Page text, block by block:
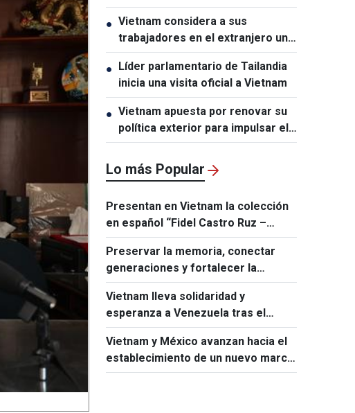
restricciones de Estados Unidos
● Vietnam considera a sus
trabajadores en el extranjero un
motor clave para el desarrollo del
capital humano
● Líder parlamentario de Tailandia
inicia una visita oficial a Vietnam
● Vietnam apuesta por renovar su
política exterior para impulsar el
desarrollo
Lo más Popular
Presentan en Vietnam la colección
en español “Fidel Castro Ruz –
Obras Escogidas”
Preservar la memoria, conectar
generaciones y fortalecer la
amistad Vietnam - Cuba
Vietnam lleva solidaridad y
esperanza a Venezuela tras el
terremoto
Vietnam y México avanzan hacia el
establecimiento de un nuevo marco
de relaciones bilaterales